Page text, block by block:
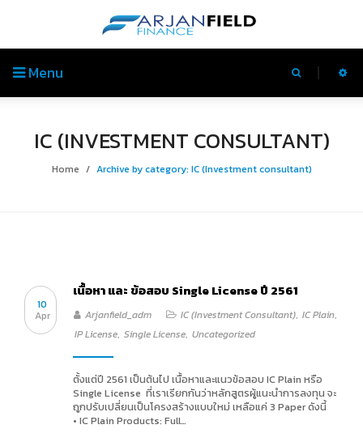
Menu
IC (INVESTMENT CONSULTANT)
Home / Archive by category: IC (Investment consultant)
เนื้อหา และ ข้อสอบ Single License ปี 2561
10
Apr Arjanfield_adm IC (Investment Consultant), IC Plain,
IP License, Single License, Uncategorized
ตั้งแต่ปี 2561 เป็นต้นไป เนื้อหาและแนวข้อสอบ IC Plain หรือ
Single License ที่เราเรียกกันว่าหลักสูตรผู้แนะนำการลงทุน จะ
ถูกปรับเปลี่ยนเป็นโครงสร้างแบบใหม่ เหลือแค่ 3 Paper ดังนี้
• IC Plain Products: Full…